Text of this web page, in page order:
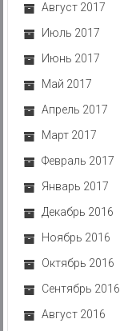
Август 2017
Июль 2017
Июнь 2017
Май 2017
Апрель 2017
Март 2017
Февраль 2017
Январь 2017
Декабрь 2016
Ноябрь 2016
Октябрь 2016
Сентябрь 2016
Август 2016